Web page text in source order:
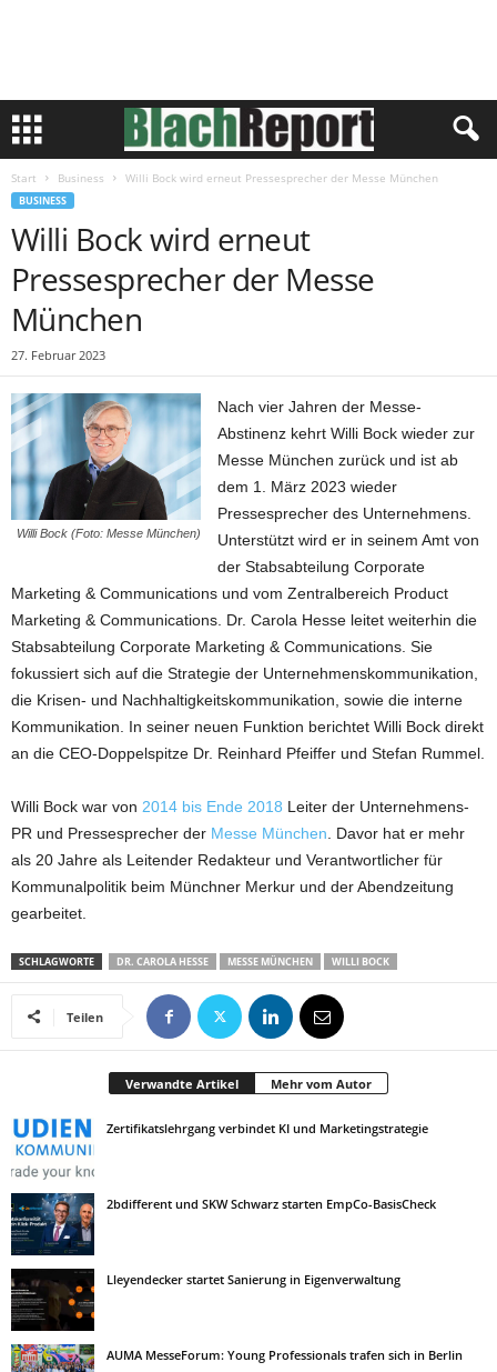
Start Business Willi Bock wird erneut Pressesprecher der Messe München
BUSINESS
Willi Bock wird erneut
Pressesprecher der Messe
München
27. Februar 2023
Willi Bock (Foto: Messe München)
Nach vier Jahren der Messe-
Abstinenz kehrt Willi Bock wieder zur
Messe München zurück und ist ab
dem 1. März 2023 wieder
Pressesprecher des Unternehmens.
Unterstützt wird er in seinem Amt von
der Stabsabteilung Corporate
Marketing & Communications und vom Zentralbereich Product
Marketing & Communications. Dr. Carola Hesse leitet weiterhin die
Stabsabteilung Corporate Marketing & Communications. Sie
fokussiert sich auf die Strategie der Unternehmenskommunikation,
die Krisen- und Nachhaltigkeitskommunikation, sowie die interne
Kommunikation. In seiner neuen Funktion berichtet Willi Bock direkt
an die CEO-Doppelspitze Dr. Reinhard Pfeiffer und Stefan Rummel.
Willi Bock war von 2014 bis Ende 2018 Leiter der Unternehmens-
PR und Pressesprecher der Messe München . Davor hat er mehr
als 20 Jahre als Leitender Redakteur und Verantwortlicher für
Kommunalpolitik beim Münchner Merkur und der Abendzeitung
gearbeitet.
SCHLAGWORTE DR. CAROLA HESSE MESSE MÜNCHEN WILLI BOCK
Teilen
Verwandte Artikel Mehr vom Autor
Zertifikatslehrgang verbindet KI und Marketingstrategie
2bdifferent und SKW Schwarz starten EmpCo-BasisCheck
Lleyendecker startet Sanierung in Eigenverwaltung
AUMA MesseForum: Young Professionals trafen sich in Berlin